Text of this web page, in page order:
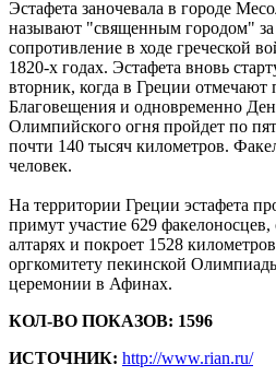
Эстафета заночевала в городе
называют "священным городом" за
сопротивление в ходе греческой
1820-х годах. Эстафета вновь
вторник, когда в Греции отмечают
Благовещения и одновременно
Олимпийского огня пройдет по
почти 140 тысяч километров.
человек.
На территории Греции эстафета
примут участие 629
алтарях и покроет 1528
оргкомитету пекинской
церемонии в Афинах.
КОЛ-ВО ПОКАЗОВ: 1596
ИСТОЧНИК: http://www.rian.ru/